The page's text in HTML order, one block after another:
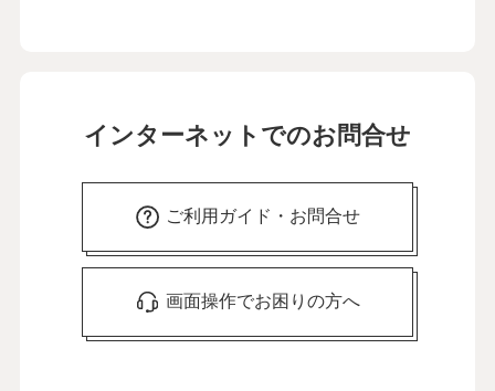
インターネットでのお問合せ
ご利用ガイド・お問合せ
画面操作でお困りの方へ